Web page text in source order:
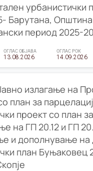
урбанистички
Барутана,
период 2025-
ОГЛАС ОБЈАВА
13.08.2026
ОГЛАС РОК
14.09.2026
излагање на
план за
проект со план
на ГП 20.12 и ГП
и дополнување на
план Буњаковец